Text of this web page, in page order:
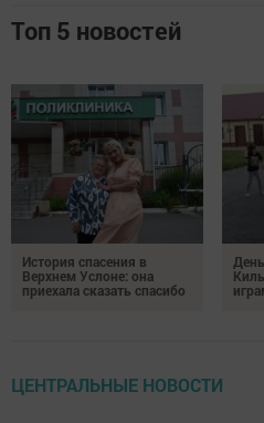
Топ 5 новостей
История спасения в
Верхнем Услоне: она
приехала сказать спасибо
ЦЕНТРАЛЬНЫЕ НОВОСТИ